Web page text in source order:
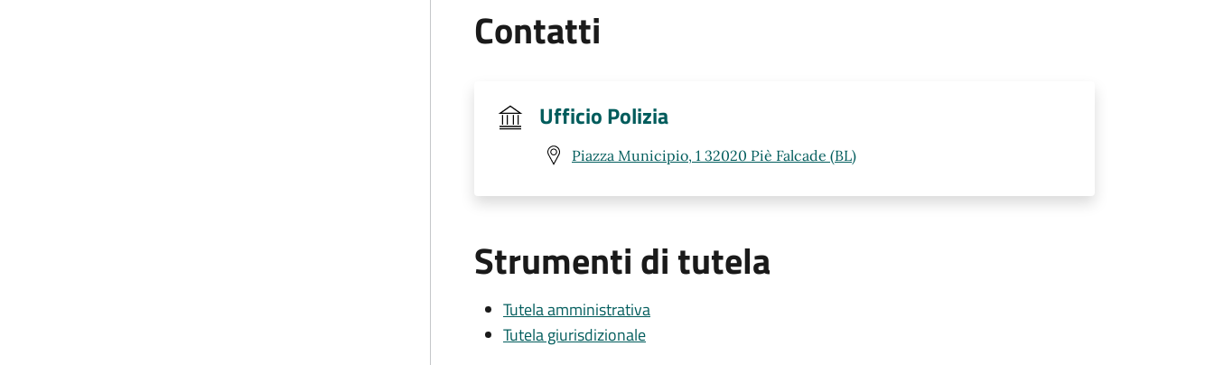
Contatti
Ufficio Polizia
Piazza Municipio, 1 32020 Piè Falcade (BL)
Strumenti di tutela
Tutela amministrativa
Tutela giurisdizionale